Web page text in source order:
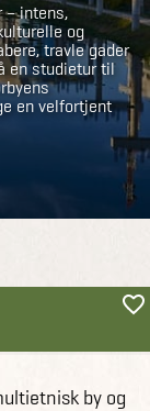
– intens,
og
travle gader
en studietur til
en velfortjent
by og